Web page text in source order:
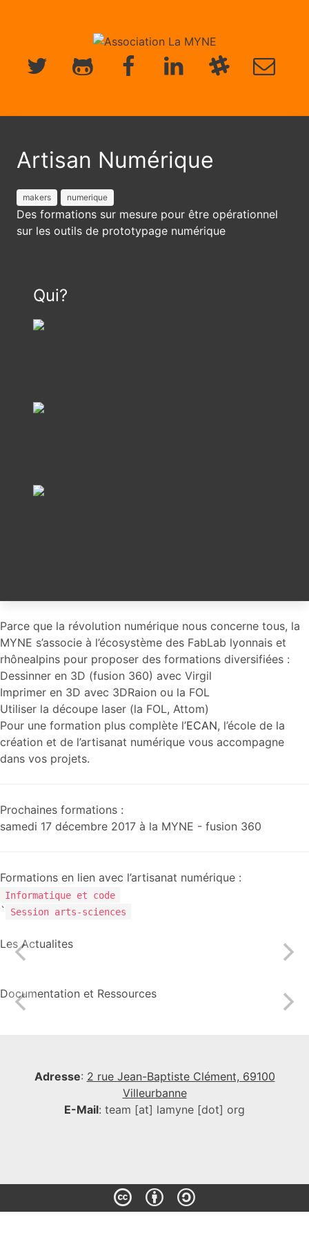
Artisan Numérique
makers numerique
Des formations sur mesure pour être opérationnel
sur les outils de prototypage numérique
Qui?
Parce que la révolution numérique nous concerne tous, la
MYNE s’associe à l’écosystème des FabLab lyonnais et
rhônealpins pour proposer des formations diversifiées :
Dessinner en 3D (fusion 360) avec Virgil
Imprimer en 3D avec 3DRaion ou la FOL
Utiliser la découpe laser (la FOL, Attom)
Pour une formation plus complète l’ECAN, l’école de la
création et de l’artisanat numérique vous accompagne
dans vos projets.
Prochaines formations :
samedi 17 décembre 2017 à la MYNE - fusion 360
Formations en lien avec l’artisanat numérique :
Informatique et code
` Session arts-sciences
Les Actualites
Documentation et Ressources
Adresse: 2 rue Jean-Baptiste Clément, 69100
Villeurbanne
E-Mail: team [at] lamyne [dot] org